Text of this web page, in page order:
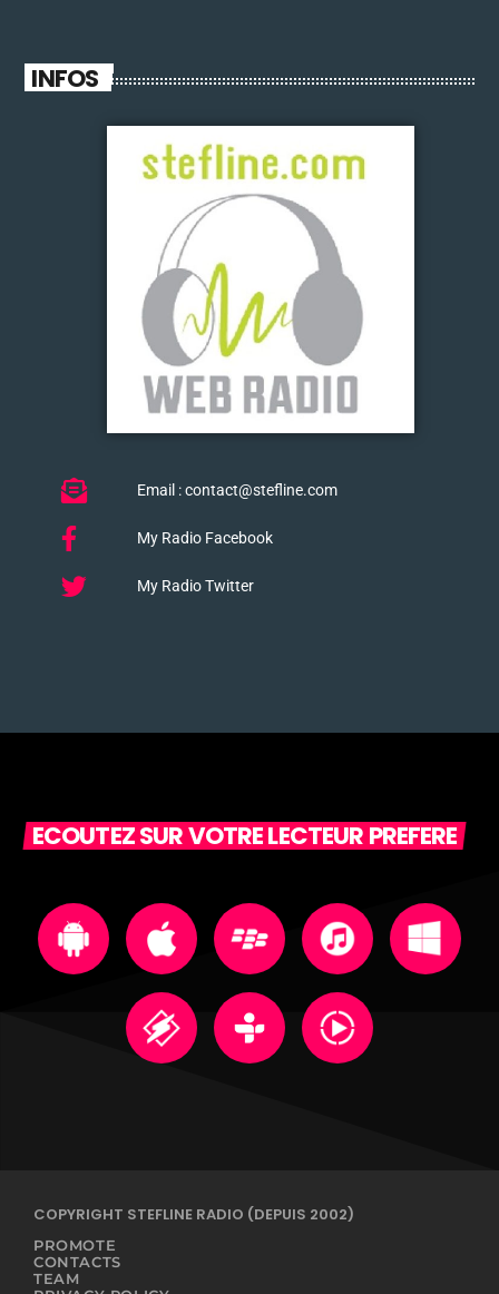
INFOS
Email : contact@stefline.com
My Radio Facebook
My Radio Twitter
ECOUTEZ SUR VOTRE LECTEUR PREFERE
COPYRIGHT STEFLINE RADIO (DEPUIS 2002)
PROMOTE
CONTACTS
TEAM